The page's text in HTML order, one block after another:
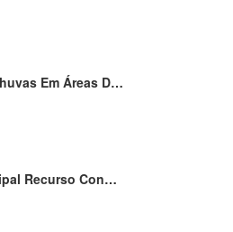
Em Áreas D…
Recurso Con…